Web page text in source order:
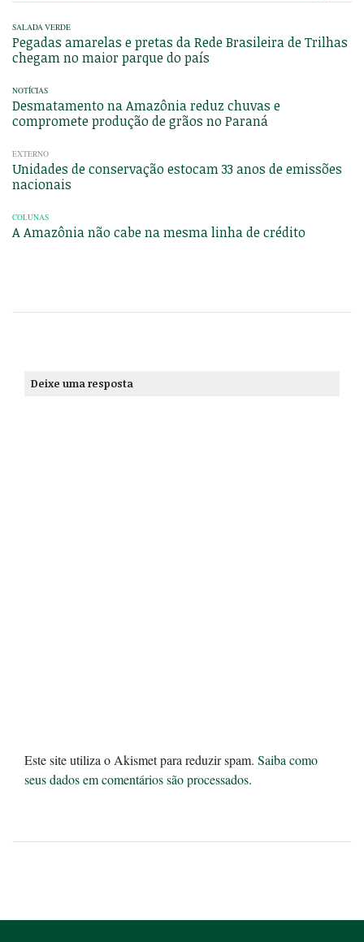
SALADA VERDE
Pegadas amarelas e pretas da Rede Brasileira de Trilhas
chegam no maior parque do país
NOTÍCIAS
Desmatamento na Amazônia reduz chuvas e
compromete produção de grãos no Paraná
EXTERNO
Unidades de conservação estocam 33 anos de emissões
nacionais
COLUNAS
A Amazônia não cabe na mesma linha de crédito
Deixe uma resposta
Este site utiliza o Akismet para reduzir spam. Saiba como
seus dados em comentários são processados.